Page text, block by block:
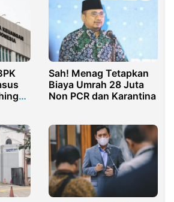
Sah! Menag Tetapkan
Biaya Umrah 28 Juta
Non PCR dan Karantina